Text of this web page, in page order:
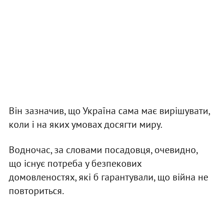
Він зазначив, що Україна сама має вирішувати,
коли і на яких умовах досягти миру.
Водночас, за словами посадовця, очевидно,
що існує потреба у безпекових
домовленостях, які б гарантували, що війна не
повториться.